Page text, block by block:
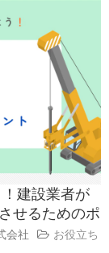
建設業者が
せるためのポ
会社
お役立ち